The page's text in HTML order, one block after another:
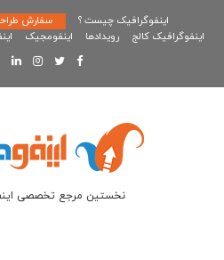
اینفوگرافیک چیست ؟ سفارش
اینفوگرافیک کالج
رویدادها اینفومجیک
نخستین مرجع تخصصی